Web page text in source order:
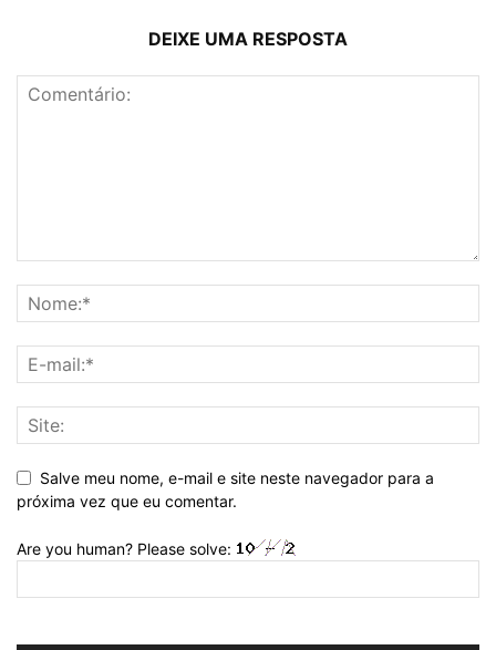
DEIXE UMA RESPOSTA
Salve meu nome, e-mail e site neste navegador para a
próxima vez que eu comentar.
Are you human? Please solve: